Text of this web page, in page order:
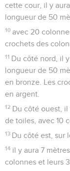
cette cour, il y
longueur de 50
10 avec 20
crochets des
11 Du côté nord, il
longueur de 50
en bronze. Les
en argent.
12 Du côté ouest, il
de toiles, avec 10
13 Du côté est, sur
14 il y aura 7
colonnes et leurs 3